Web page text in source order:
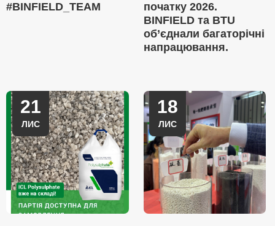
#BINFIELD_TEAM
початку 2026.
BINFIELD та BTU
об’єднали багаторічні
напрацювання.
21
ЛИС
18
ЛИС